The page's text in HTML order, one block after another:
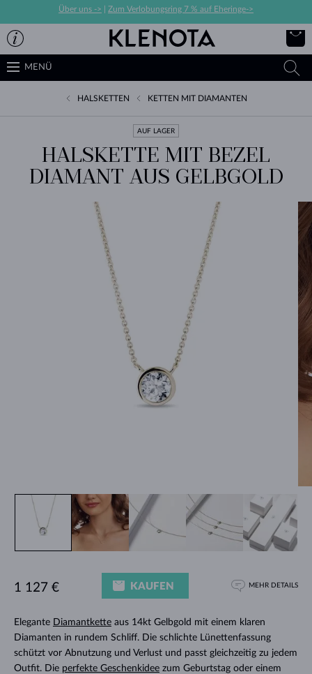
Über uns -> Zum Verlobungsring 7 % auf Eheringe->
MENÜ
HALSKETTEN KETTEN MIT DIAMANTEN
AUF LAGER
HALSKETTE MIT BEZEL
DIAMANT AUS GELBGOLD
Elegante Diamantketteaus 14kt Gelbgold mit einem klaren
Diamanten in rundem Schliff. Die schlichte Lünettenfassung
schützt vor Abnutzung und Verlust und passt gleichzeitig zu jedem
Outfit. Die perfekte Geschenkideezum Geburtstag oder einem
1 127 € KAUFEN MEHR DETAILS